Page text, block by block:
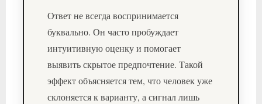
Ответ не всегда воспринимается
буквально. Он часто пробуждает
интуитивную оценку и помогает
выявить скрытое предпочтение. Такой
эффект объясняется тем, что человек уже
склоняется к варианту, а сигнал лишь